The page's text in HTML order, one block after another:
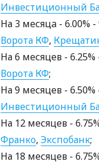
Инвестиционный
На 3 месяцa - 6.00%
Ворота КФ,
На 6 месяцев -
Ворота КФ;
На 9 месяцев -
Инвестиционный
На 12 месяцев -
Франко, Экспобанк;
На 18 месяцев -